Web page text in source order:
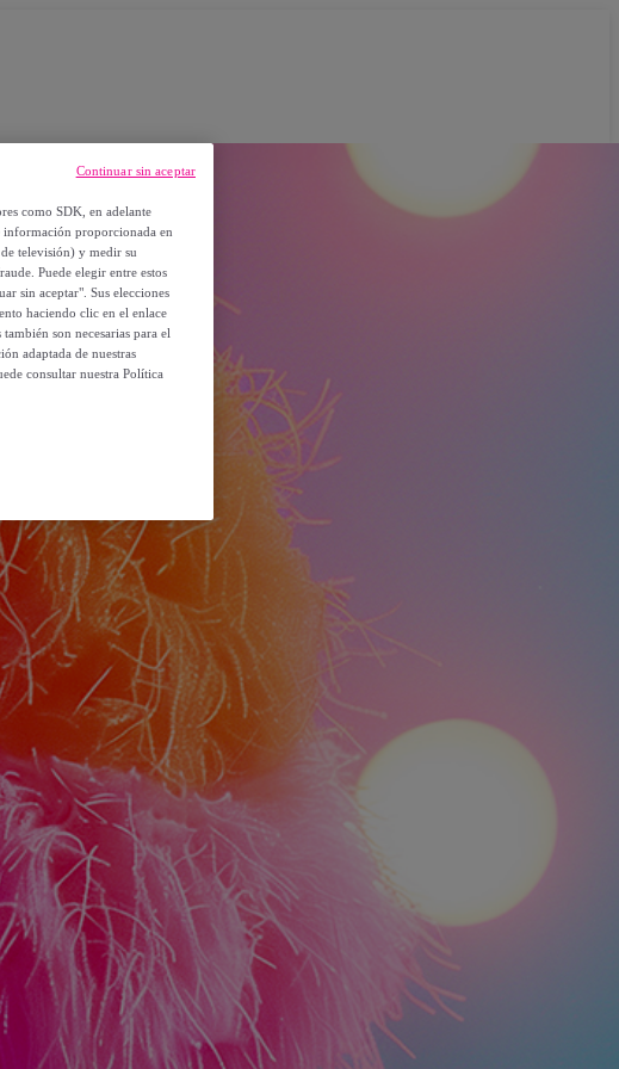
como SDK, en adelante
información proporcionada en
televisión) y medir su
Puede elegir entre estos
sin aceptar". Sus elecciones
haciendo clic en el enlace
son necesarias para el
adaptada de nuestras
consultar nuestra Política
Continuar sin aceptar